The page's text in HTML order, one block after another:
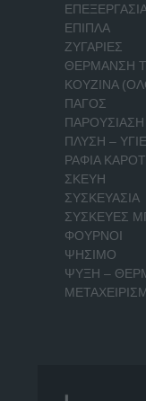
ΕΠΙΠΛΑ
ΖΥΓΑΡΙΕΣ
ΘΕΡΜΑΝΣΗ
ΚΟΥΖΙΝΑ
ΠΑΓΟΣ
ΠΑΡΟΥΣΙΑΣΗ
ΠΛΥΣΗ –
ΡΑΦΙΑ
ΣΚΕΥΗ
ΣΥΣΚΕΥΑΣΙΑ
ΣΥΣΚΕΥΕΣ
ΦΟΥΡΝΟΙ
ΨΗΣΙΜΟ
ΨΥΞΗ –